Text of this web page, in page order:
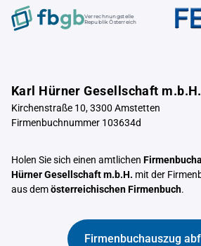
Verrechnungstelle
Republik Österreich
Karl Hürner Gesellschaft m.b.H.
Kirchenstraße 10, 3300 Amstetten
Firmenbuchnummer 103634d
Holen Sie sich einen amtlichen
Hürner Gesellschaft m.b.H. mit der
aus demösterreichischen Firmenbuch.
Firmenbuchauszug